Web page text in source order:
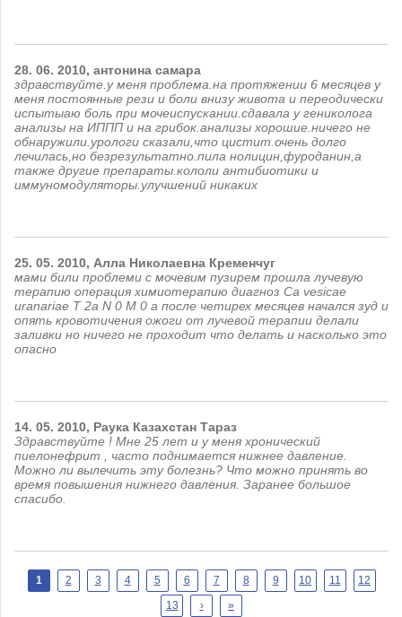
28. 06. 2010, антонина самара
здравствуйте.у меня проблема.на протяжении 6 месяцев у
меня постоянные рези и боли внизу живота и переодически
испытыаю боль при мочеиспускании.сдавала у гениколога
анализы на ИППП и на грибок.анализы хорошие.ничего не
обнаружили.урологи сказали,что цистит.очень долго
лечилась,но безрезультатно.пила нолицин,фуроданин,а
также другие препараты.кололи антибиотики и
иммуномодуляторы.улучшений никаких
25. 05. 2010, Алла Николаевна Кременчуг
мами били проблеми с мочевим пузирем прошла лучевую
терапию операция химиотерапию диагноз Ca vesicae
uranariae T 2a N 0 M 0 а после четирех месяцев начался зуд и
опять кровотичения ожоги от лучевой терапии делали
заливки но ничего не проходит что делать и насколько это
опасно
14. 05. 2010, Раука Казахстан Тараз
Здравствуйте ! Мне 25 лет и у меня хронический
пиелонефрит , часто поднимается нижнее давление.
Можно ли вылечить эту болезнь? Что можно принять во
время повышения нижнего давления. Заранее большое
спасибо.
Страницы
1 2 3 4 5 6 7 8 9 10 11
12
13
› »